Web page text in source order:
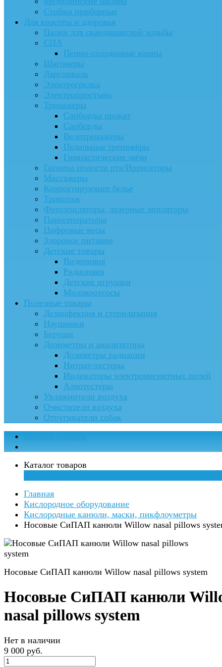
Стойки приборные
Для красоты и здоровья
Палки для скандинавской ходьбы
СПА
Пенно-солодковые ванны
Шагомеры
Дарсонваль
Электрогрелка
Электропростынь
Тренажеры
Сапборды прокат
Сапборды
Велотренажёры
Педальные тренажёры
Гимнастические мячи
Гигиена полости рта/Ирригаторы
Массажеры
Корректирующее белье
Трикотаж
Фотоэпиляторы, лазерные эпиляторы
Парогенераторы
Цифровые весы
Здоровое питание
Детские товары
Видеоняня
Радионяня
Детские игрушки
Молокоотсосы
Полезные товары
Дезинфекция и стерилизация
Наушники
Беруши
Дозиметры и анализаторы
Дозиметры радиации
Нитрат-тестеры
Индикаторы электромагнитных полей
Алкотестеры
Увлажнители воздуха
Очистители воздуха
Отпугиватели собак
Каталог товаров
Главная
Кислородное оборудование
Кислородные канюли, маски, пикфлоуметры
Носовые СиПАП канюли Willow nasal pillows
Носовые СиПАП канюли Willow nasal pillows system
Носовые СиПАП канюли
nasal pillows system
Нет в наличии
9 000 руб.